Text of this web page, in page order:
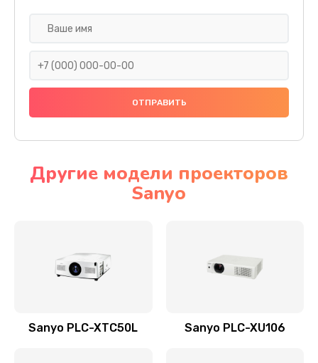
Другие модели проекторов
Sanyo
Sanyo PLC-XTC50L Sanyo PLC-XU106